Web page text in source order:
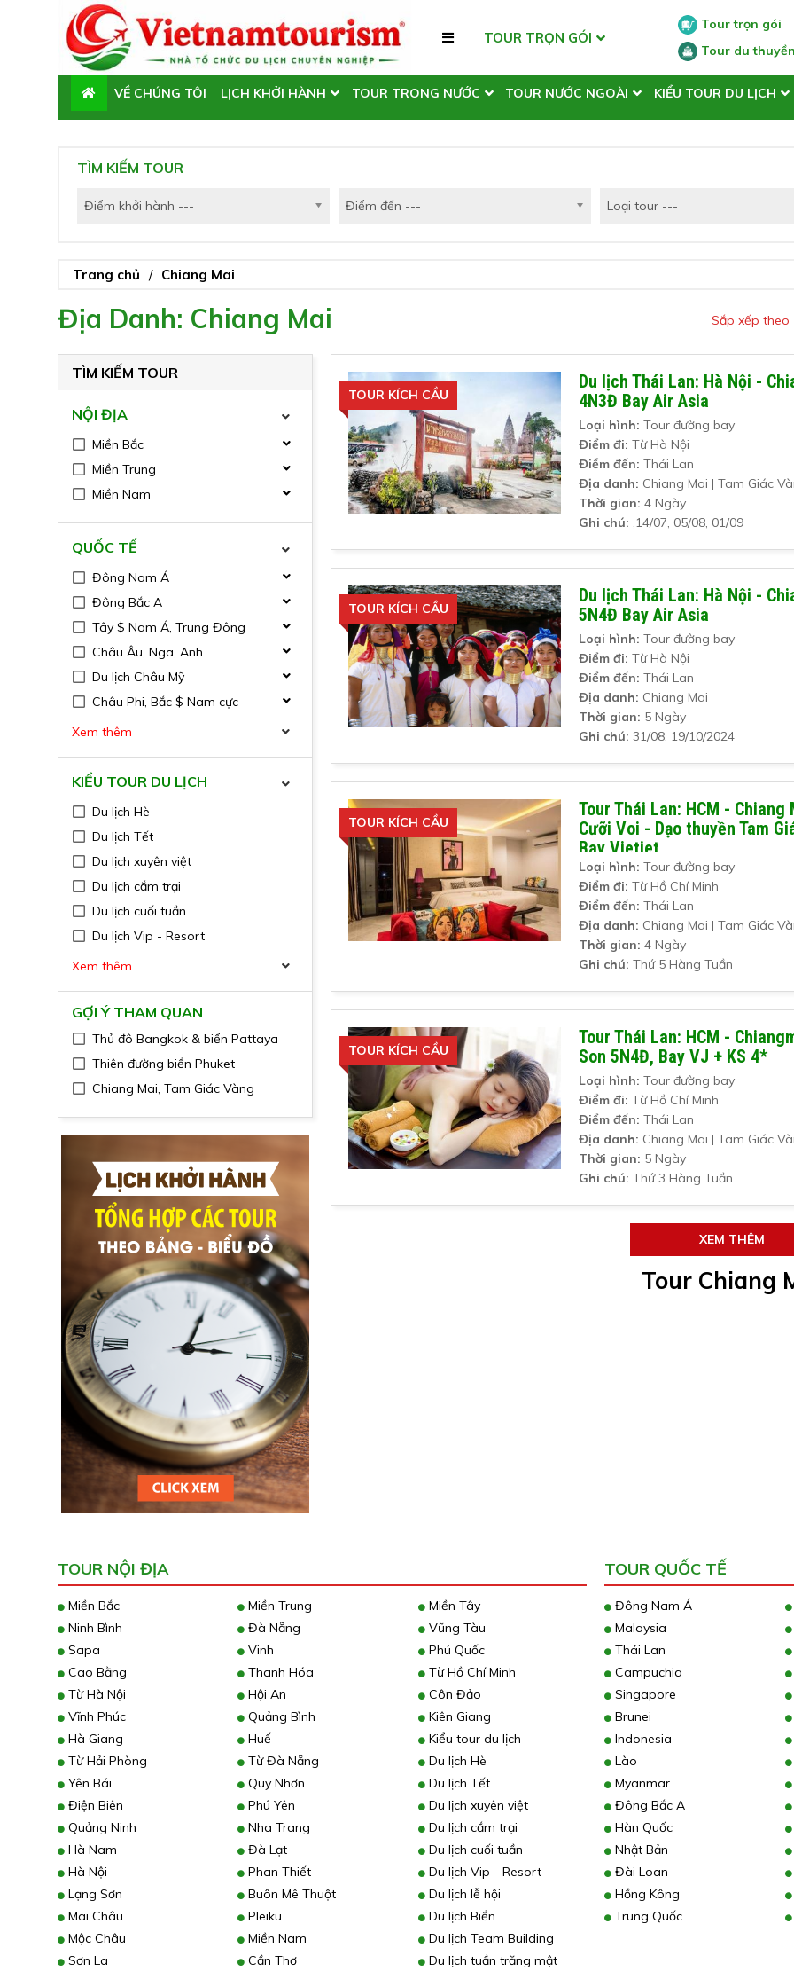
TOUR TRỌN GÓI
Tour trọn gói
Tour du
VỀ CHÚNG TÔI LỊCH KHỞI HÀNH TOUR TRONG NƯỚC TOUR NƯỚC NGOÀI KIỂU TOUR DU LỊCH
TÌM KIẾM TOUR
Điểm khởi hành --- Điểm đến --- Loại tour ---
Trang chủ Chiang Mai
Địa Danh: Chiang Mai Sắp xếp theo
TÌM KIẾM TOUR
NỘI ĐỊA
Miền Bắc
Miền Trung
Miền Nam
QUỐC TẾ
Đông Nam Á
Đông Bắc A
Tây $ Nam Á, Trung Đông
Châu Âu, Nga, Anh
Du lịch Châu Mỹ
Châu Phi, Bắc $ Nam cực
Xem thêm
KIỂU TOUR DU LỊCH
Du lịch Hè
Du lịch Tết
Du lịch xuyên việt
Du lịch cắm trại
Du lịch cuối tuần
Du lịch Vip - Resort
Xem thêm
GỢI Ý THAM QUAN
Thủ đô Bangkok & biển Pattaya
Thiên đường biển Phuket
Chiang Mai, Tam Giác Vàng
TOUR KÍCH CẦU
Du lịch Thái Lan: Hà Nội -
4N3Đ Bay Air Asia
Loại hình: Tour đường bay
Điểm đi: Từ Hà Nội
Điểm đến: Thái Lan
Địa danh: Chiang Mai | Tam Giác
Thời gian: 4 Ngày
Ghi chú: ,14/07, 05/08, 01/09
TOUR KÍCH CẦU
Du lịch Thái Lan: Hà Nội -
5N4Đ Bay Air Asia
Loại hình: Tour đường bay
Điểm đi: Từ Hà Nội
Điểm đến: Thái Lan
Địa danh: Chiang Mai
Thời gian: 5 Ngày
Ghi chú: 31/08, 19/10/2024
TOUR KÍCH CẦU
Tour Thái Lan: HCM -
Cưỡi Voi - Dạo thuyền Tam
Bay Vietjet
Loại hình: Tour đường bay
Điểm đi: Từ Hồ Chí Minh
Điểm đến: Thái Lan
Địa danh: Chiang Mai | Tam Giác
Thời gian: 4 Ngày
Ghi chú: Thứ 5 Hàng Tuần
TOUR KÍCH CẦU
Tour Thái Lan: HCM -
Son 5N4Đ, Bay VJ + KS 4*
Loại hình: Tour đường bay
Điểm đi: Từ Hồ Chí Minh
Điểm đến: Thái Lan
Địa danh: Chiang Mai | Tam Giác
Thời gian: 5 Ngày
Ghi chú: Thứ 3 Hàng Tuần
XEM THÊM
Tour Chiang
TOUR NỘI ĐỊA
Miền Bắc
Ninh Bình
Sapa
Cao Bằng
Từ Hà Nội
Vĩnh Phúc
Hà Giang
Từ Hải Phòng
Yên Bái
Điện Biên
Quảng Ninh
Hà Nam
Hà Nội
Lạng Sơn
Mai Châu
Mộc Châu
Sơn La
Miền Trung
Đà Nẵng
Vinh
Thanh Hóa
Hội An
Quảng Bình
Huế
Từ Đà Nẵng
Quy Nhơn
Phú Yên
Nha Trang
Đà Lạt
Phan Thiết
Buôn Mê Thuột
Pleiku
Miền Nam
Cần Thơ
Miền Tây
Vũng Tàu
Phú Quốc
Từ Hồ Chí Minh
Côn Đảo
Kiên Giang
Kiểu tour du lịch
Du lịch Hè
Du lịch Tết
Du lịch xuyên việt
Du lịch cắm trại
Du lịch cuối tuần
Du lịch Vip - Resort
Du lịch lễ hội
Du lịch Biển
Du lịch Team Building
Du lịch tuần trăng mật
TOUR QUỐC TẾ
Đông Nam Á
Malaysia
Thái Lan
Campuchia
Singapore
Brunei
Indonesia
Lào
Myanmar
Đông Bắc A
Hàn Quốc
Nhật Bản
Đài Loan
Hồng Kông
Trung Quốc